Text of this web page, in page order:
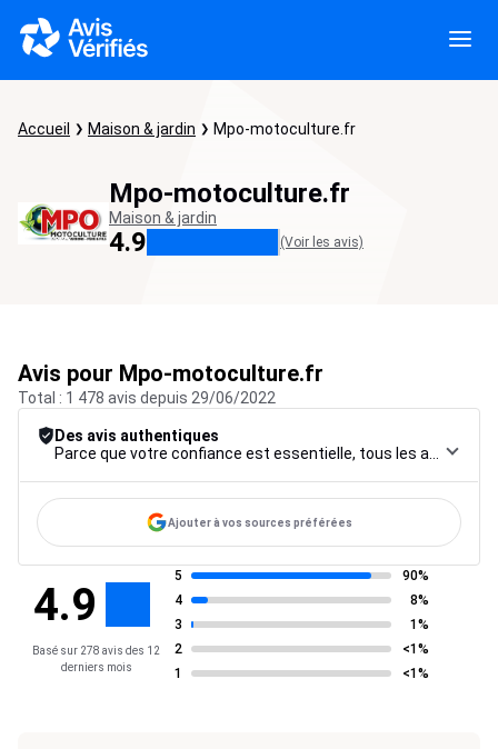
Accueil Maison & jardin Mpo-motoculture.fr
Mpo-motoculture.fr
Maison & jardin
4.9 (Voir les avis)
Avis pour Mpo-motoculture.fr
Total : 1 478 avis depuis 29/06/2022
Des avis authentiques
Ajouter à vos sources préférées
4.9
Basé sur 278 avis des 12
derniers mois
5
90%
4
8%
3
1%
2
<1%
1
<1%